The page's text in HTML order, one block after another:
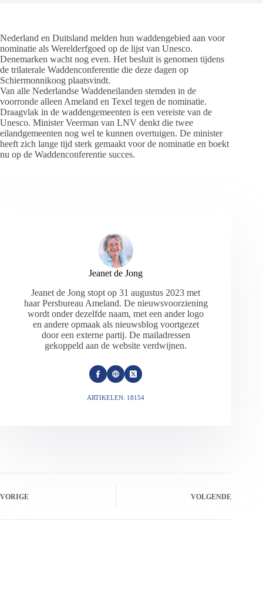
Nederland en Duitsland melden hun waddengebied aan voor
nominatie als Werelderfgoed op de lijst van Unesco.
Denemarken wacht nog even. Het besluit is genomen tijdens
de trilaterale Waddenconferentie die deze dagen op
Schiermonnikoog plaatsvindt.
Van alle Nederlandse Waddeneilanden stemden in de
voorronde alleen Ameland en Texel tegen de nominatie.
Draagvlak in de waddengemeenten is een vereiste van de
Unesco. Minister Veerman van LNV denkt die twee
eilandgemeenten nog wel te kunnen overtuigen. De minister
heeft zich lange tijd sterk gemaakt voor de nominatie en boekt
nu op de Waddenconferentie succes.
Jeanet de Jong
Jeanet de Jong stopt op 31 augustus 2023 met
haar Persbureau Ameland. De nieuwsvoorziening
wordt onder dezelfde naam, met een ander logo
en andere opmaak als nieuwsblog voortgezet
door een externe partij. De mailadressen
gekoppeld aan de website verdwijnen.
ARTIKELEN: 18154
VORIGE VOLGENDE